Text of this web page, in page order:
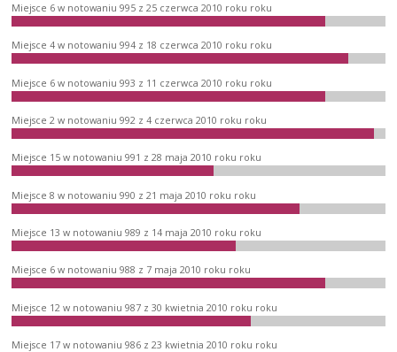
Miejsce 6 w notowaniu 995 z 25 czerwca 2010 roku roku
Miejsce 4 w notowaniu 994 z 18 czerwca 2010 roku roku
Miejsce 6 w notowaniu 993 z 11 czerwca 2010 roku roku
Miejsce 2 w notowaniu 992 z 4 czerwca 2010 roku roku
Miejsce 15 w notowaniu 991 z 28 maja 2010 roku roku
Miejsce 8 w notowaniu 990 z 21 maja 2010 roku roku
Miejsce 13 w notowaniu 989 z 14 maja 2010 roku roku
Miejsce 6 w notowaniu 988 z 7 maja 2010 roku roku
Miejsce 12 w notowaniu 987 z 30 kwietnia 2010 roku roku
Miejsce 17 w notowaniu 986 z 23 kwietnia 2010 roku roku